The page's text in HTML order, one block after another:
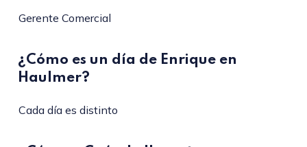
Gerente Comercial
¿Cómo es un día de Enrique en
Haulmer?
Cada día es distinto